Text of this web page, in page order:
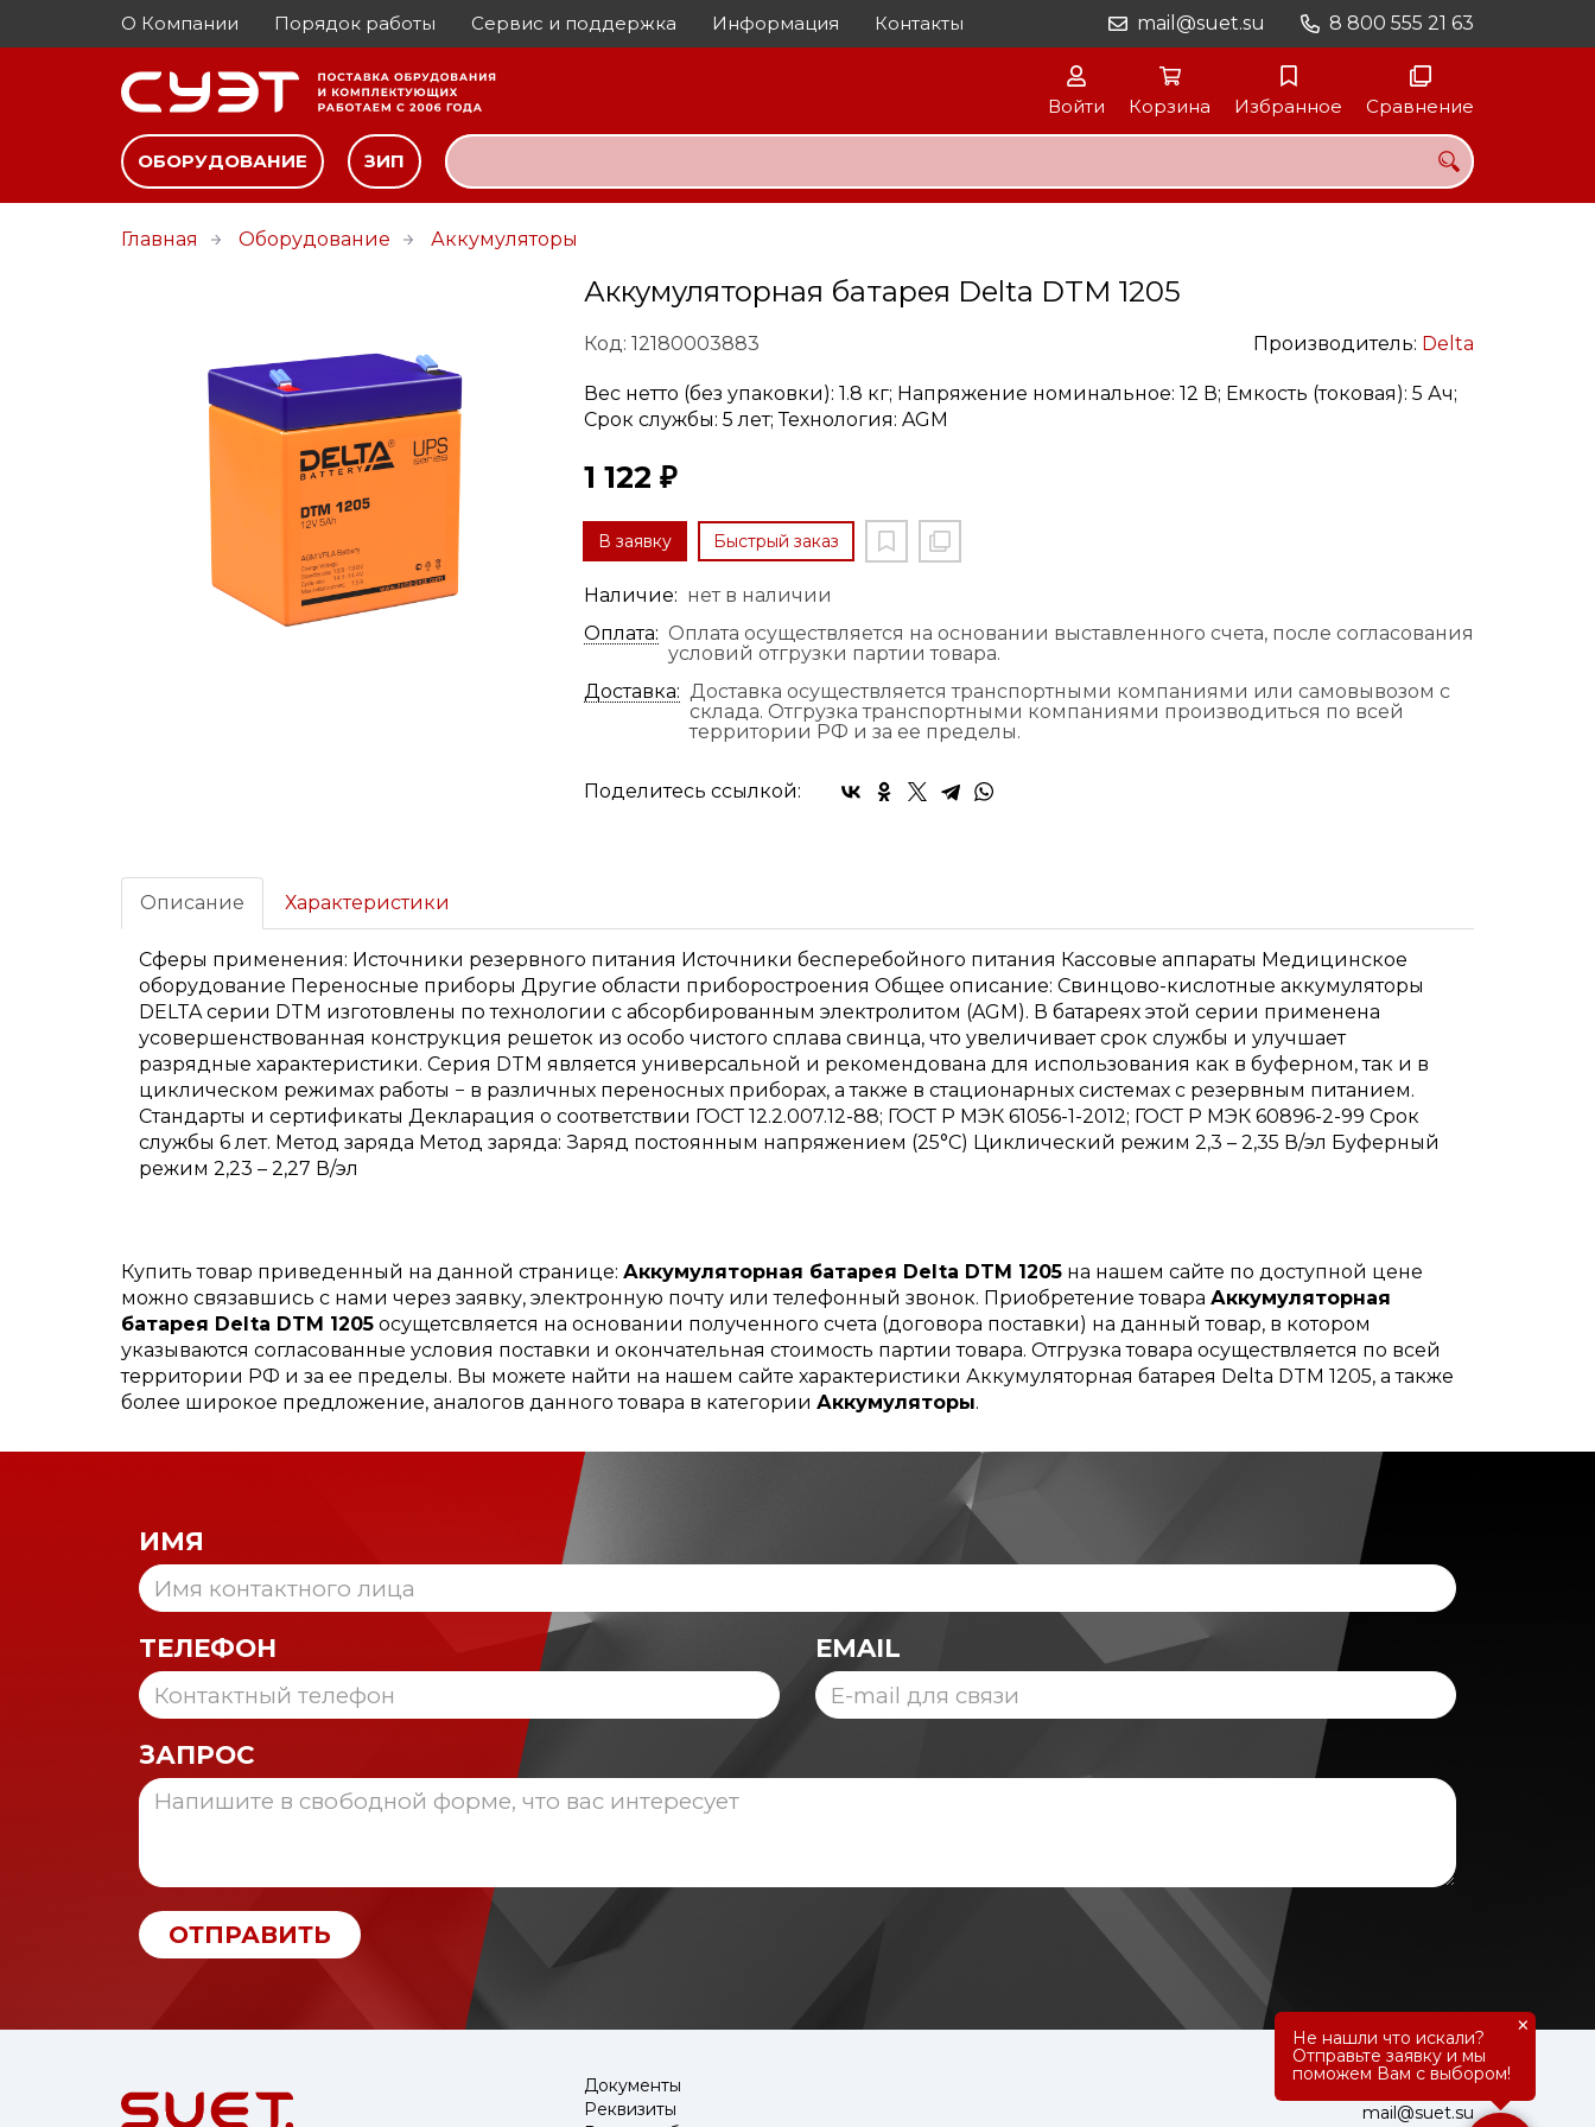
О Компании Порядок работы Сервис и поддержка Информация Контакты 8 800 555 21 63
mail@suet.su
Войти Корзина Избранное Сравнение
ОБОРУДОВАНИЕ ЗИП
Главная Оборудование Аккумуляторы
Аккумуляторная батарея Delta DTM 1205
Код: 12180003883 Производитель: Delta
Вес нетто (без упаковки): 1.8 кг; Напряжение номинальное: 12 В; Емкость (токовая): 5 Ач;
Срок службы: 5 лет; Технология: AGM
1 122 ₽
В заявку Быстрый заказ
Наличие: нет в наличии
Оплата: Оплата осуществляется на основании выставленного счета, после согласования
условий отгрузки партии товара.
Доставка: Доставка осуществляется транспортными компаниями или самовывозом с
склада. Отгрузка транспортными компаниями производиться по всей
территории РФ и за ее пределы.
Поделитесь ссылкой:
Описание Характеристики
Сферы применения: Источники резервного питания Источники бесперебойного питания Кассовые аппараты Медицинское
оборудование Переносные приборы Другие области приборостроения Общее описание: Свинцово-кислотные аккумуляторы
DELTA серии DTM изготовлены по технологии с абсорбированным электролитом (AGM). В батареях этой серии применена
усовершенствованная конструкция решеток из особо чистого сплава свинца, что увеличивает срок службы и улучшает
разрядные характеристики. Серия DTM является универсальной и рекомендована для использования как в буферном, так и в
циклическом режимах работы − в различных переносных приборах, а также в стационарных системах с резервным питанием.
Стандарты и сертификаты Декларация о соответствии ГОСТ 12.2.007.12-88; ГОСТ Р МЭК 61056-1-2012; ГОСТ Р МЭК 60896-2-99 Срок
службы 6 лет. Метод заряда Метод заряда: Заряд постоянным напряжением (25°С) Циклический режим 2,3 – 2,35 В/эл Буферный
режим 2,23 – 2,27 В/эл
Купить товар приведенный на данной странице: Аккумуляторная батарея Delta DTM 1205 на нашем сайте по доступной цене
можно связавшись с нами через заявку, электронную почту или телефонный звонок. Приобретение товара Аккумуляторная
батарея Delta DTM 1205 осущетсвляется на основании полученного счета (договора поставки) на данный товар, в котором
указываются согласованные условия поставки и окончательная стоимость партии товара. Отгрузка товара осуществляется по всей
территории РФ и за ее пределы. Вы можете найти на нашем сайте характеристики Аккумуляторная батарея Delta DTM 1205, а также
более широкое предложение, аналогов данного товара в категории Аккумуляторы.
ИМЯ
ТЕЛЕФОН EMAIL
ЗАПРОС
ОТПРАВИТЬ
Документы
Реквизиты
mail@suet.su
Не нашли что искали?
Отправьте заявку и мы
поможем Вам с выбором!
×